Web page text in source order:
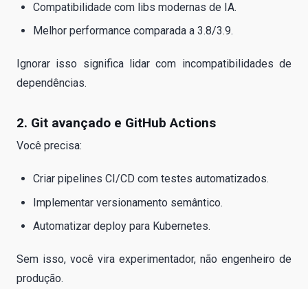
Compatibilidade com libs modernas de IA.
Melhor performance comparada a 3.8/3.9.
Ignorar isso significa lidar com incompatibilidades de
dependências.
2. Git avançado e GitHub Actions
Você precisa:
Criar pipelines CI/CD com testes automatizados.
Implementar versionamento semântico.
Automatizar deploy para Kubernetes.
Sem isso, você vira experimentador, não engenheiro de
produção.